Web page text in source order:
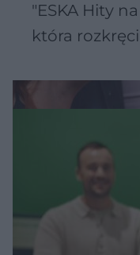
"ESKA Hity
która